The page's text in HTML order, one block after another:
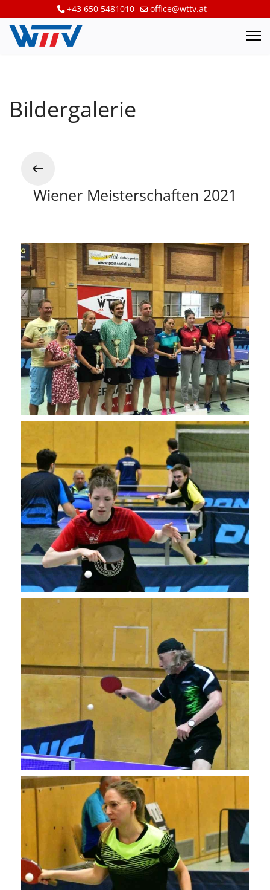
+43 650 5481010 office@wttv.at
Bildergalerie
Wiener Meisterschaften 2021